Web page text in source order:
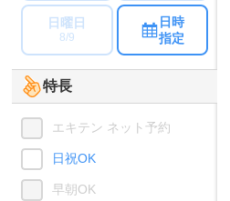
日曜日
8/9
日時
指定
特長
エキテン ネット予約
日祝OK
早朝OK